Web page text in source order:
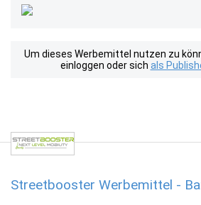
Um dieses Werbemittel nutzen zu
einloggen oder sich als
Streetbooster Werbemittel -